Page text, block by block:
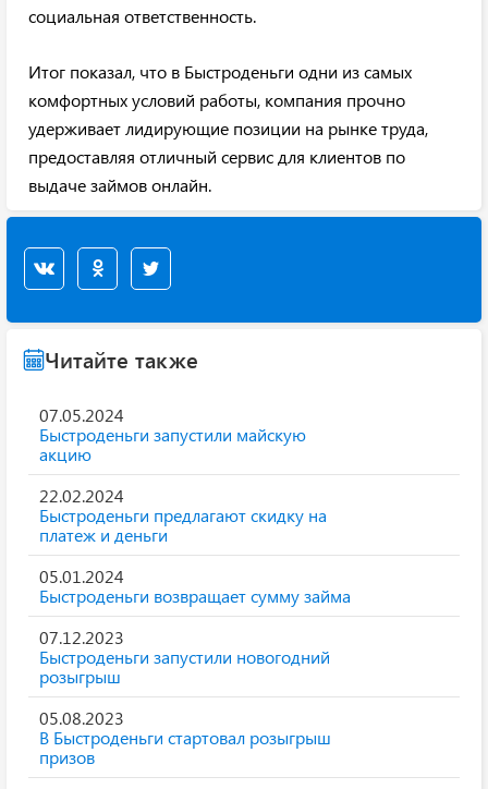
социальная ответственность.
Итог показал, что в Быстроденьги одни из самых
комфортных условий работы, компания прочно
удерживает лидирующие позиции на рынке труда,
предоставляя отличный сервис для клиентов по
выдаче займов онлайн.
Читайте также
07.05.2024
Быстроденьги запустили майскую
акцию
22.02.2024
Быстроденьги предлагают скидку на
платеж и деньги
05.01.2024
Быстроденьги возвращает сумму займа
07.12.2023
Быстроденьги запустили новогодний
розыгрыш
05.08.2023
В Быстроденьги стартовал розыгрыш
призов